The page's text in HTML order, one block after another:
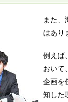
また、
はあり
例えば
おいて
企画を
知した